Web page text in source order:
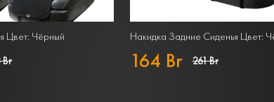
Цвет: Чёрный
Br
Накидка Задние Сиденья Цвет:
164 Br 261 Br